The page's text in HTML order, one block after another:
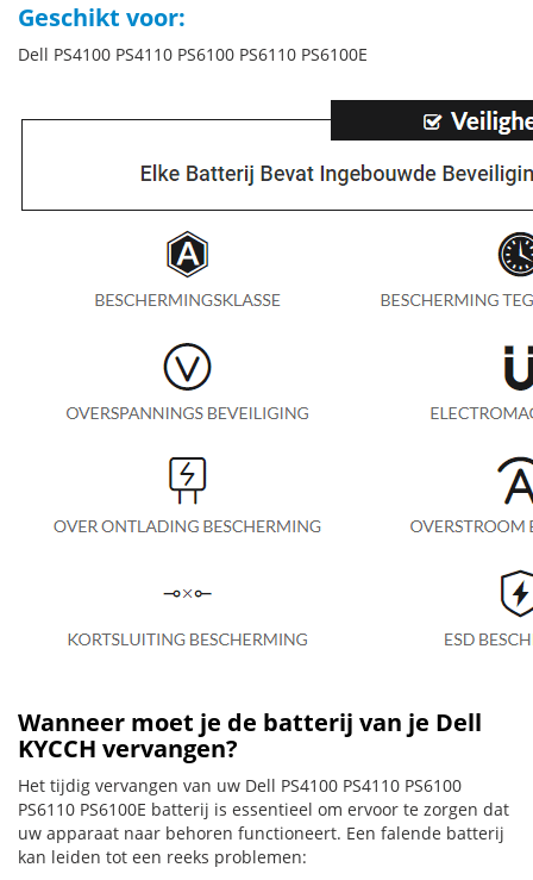
Geschikt voor:
Dell PS4100 PS4110 PS6100 PS6110 PS6100E
Wanneer moet je de batterij van je Dell
KYCCH vervangen?
Het tijdig vervangen van uw Dell PS4100 PS4110 PS6100
PS6110 PS6100E batterij is essentieel om ervoor te zorgen dat
uw apparaat naar behoren functioneert. Een falende batterij
kan leiden tot een reeks problemen: